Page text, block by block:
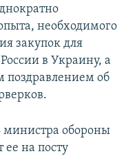
необходимого
закупок для
в Украину, а
поздравлением об
министра обороны
ее на посту